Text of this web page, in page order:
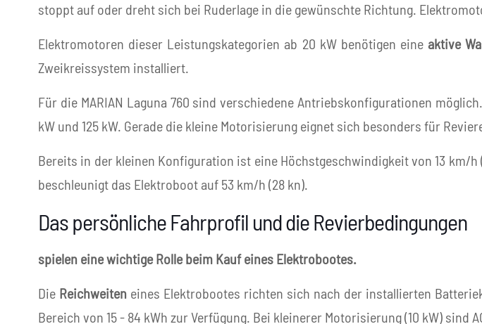
stoppt auf oder dreht sich bei Ruderlage in die gewünschte Richtung.
Elektromotoren dieser Leistungskategorien ab 20 kW benötigen eine aktive
Zweikreissystem installiert.
Für die MARIAN Laguna 760 sind verschiedene Antriebskonfigurationen
kW und 125 kW. Gerade die kleine Motorisierung eignet sich besonders für
Bereits in der kleinen Konfiguration ist eine Höchstgeschwindigkeit von 13 km/
beschleunigt das Elektroboot auf 53 km/h (28 kn).
Das persönliche Fahrprofil und die Revierbedingungen
spielen eine wichtige Rolle beim Kauf eines Elektrobootes.
Die Reichweiten eines Elektrobootes richten sich nach der installierten
Bereich von 15 - 84 kWh zur Verfügung. Bei kleinerer Motorisierung (10 kW) sind